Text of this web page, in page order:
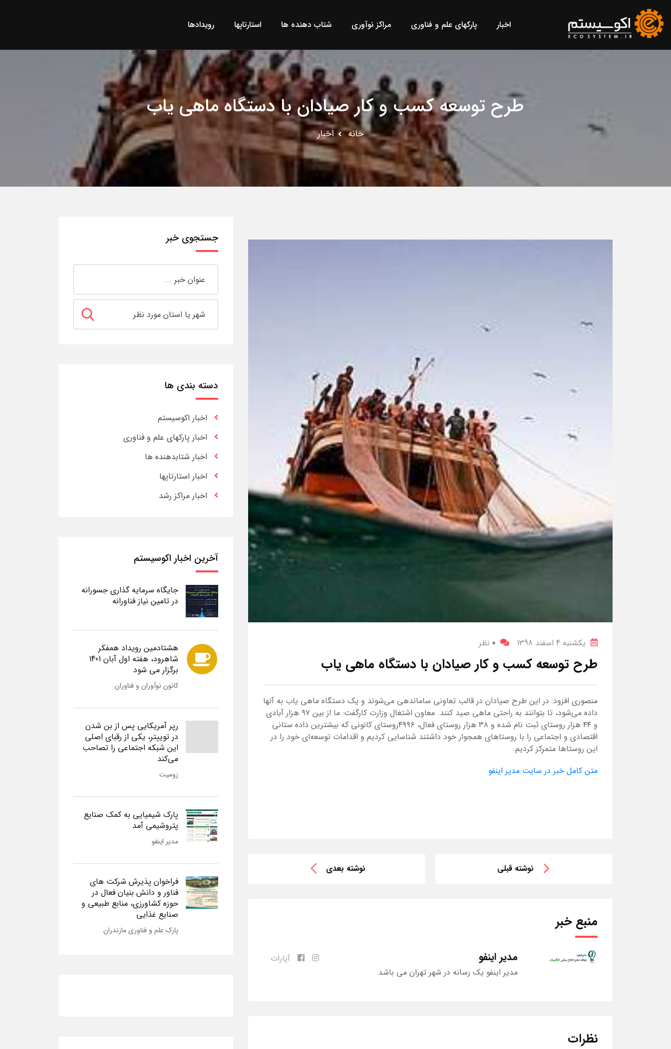
اخبار پارکهای علم و فناوری مراکز نوآوری شتاب دهنده ها استارتاپها رویدادها
طرح توسعه کسب و کار صیادان با دستگاه ماهی یاب
خانه اخبار
یکشنبه 4 اسفند 1398 0 نظر
طرح توسعه کسب و کار صیادان با دستگاه ماهی یاب
منصوری افزود: در این طرح صیادان در قالب تعاونی ساماندهی می‌شوند و یک دستگاه ماهی یاب به آنها
داده می‌شود، تا بتوانند به راحتی ماهی صید کنند. معاون اشتغال وزارت کارگفت: ما از بین ۹۷ هزار آبادی
و ۴۴ هزار روستای ثبت نام شده و ۳۸ هزار روستای فعال، ۴۹۹۶روستای کانونی که بیشترین داده ستانی
اقتصادی و اجتماعی را با روستاهای همجوار خود داشتند شناسایی کردیم و اقدامات توسعه‌ای خود را در
این روستاها متمرکز کردیم.
متن کامل خبر در سایت مدیر اینفو
نوشته قبلی نوشته بعدی
منبع خبر
مدیر اینفو
مدیر اینفو یک رسانه در شهر تهران می باشد
آپارات
نظرات
جستجوی خبر
دسته بندی ها
اخبار اکوسیستم
اخبار پارکهای علم و فناوری
اخبار شتابدهنده ها
اخبار استارتاپها
اخبار مراکز رشد
آخرین اخبار اکوسیستم
جایگاه سرمایه گذاری جسورانه
در تامین نیاز فناورانه
هشتادمین رویداد همفکر
شاهرود، هفته اول آبان 1401
برگزار می شود
کانون نوآوران و فناوران
رپر آمریکایی پس از بن شدن
در توییتر، یکی از رقبای اصلی
این شبکه اجتماعی را تصاحب
می‌کند
زومیت
پارک شیمیایی به کمک صنایع
پتروشیمی آمد
مدیر اینفو
فراخوان پذیرش شرکت های
فناور و دانش بنیان فعال در
حوزه کشاورزی، منابع طبیعی و
صنایع غذایی
پارک علم و فناوری مازندران